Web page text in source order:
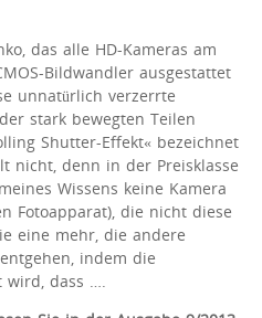
das alle HD-Kameras am
Bildwandler ausgestattet
unnatürlich verzerrte
stark bewegten Teilen
Shutter-Effekt« bezeichnet
nicht, denn in der Preisklasse
Wissens keine Kamera
Fotoapparat), die nicht diese
eine mehr, die andere
indem die
wird, dass ….